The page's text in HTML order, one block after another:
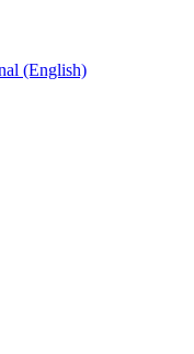
(English)